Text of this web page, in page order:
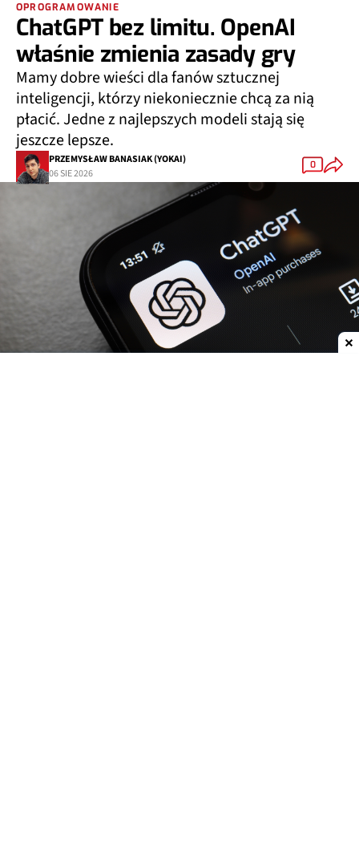
OPROGRAMOWANIE
ChatGPT bez limitu. OpenAI
właśnie zmienia zasady gry
Mamy dobre wieści dla fanów sztucznej
inteligencji, którzy niekoniecznie chcą za nią
płacić. Jedne z najlepszych modeli stają się
jeszcze lepsze.
PRZEMYSŁAW BANASIAK (YOKAI)
06 SIE 2026
0